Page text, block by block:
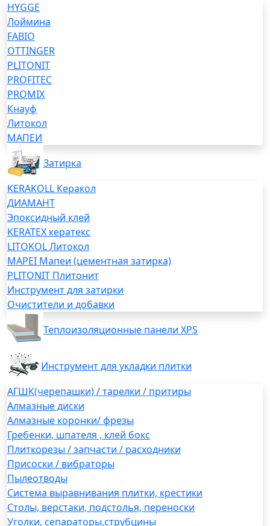
HYGGE
Лоймина
FABIO
OTTINGER
PLITONIT
PROFITEC
PROMIX
Кнауф
Литокол
МАПЕИ
Затирка
KERAKOLL Керакол
ДИАМАНТ
Эпоксидный клей
KERATEX кератекс
LITOKOL Литокол
MAPEI Мапеи (цементная затирка)
PLITONIT Плитонит
Инструмент для затирки
Очистители и добавки
Теплоизоляционные панели XPS
Инструмент для укладки плитки
АГШК(черепашки) / тарелки / притиры
Алмазные диски
Алмазные коронки/ фрезы
Гребенки, шпателя , клей бокс
Плиткорезы / запчасти / расходники
Присоски / вибраторы
Пылеотводы
Система выравнивания плитки, крестики
Столы, верстаки, подстолья, переноски
Уголки, сепараторы,струбцины